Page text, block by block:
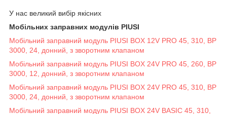
У нас великий вибір якісних
Мобільних заправних модулів PIUSI
Мобільний заправний модуль PIUSI BOX 12V PRO 45, 310, BP
3000, 24, донний, з зворотним клапаном
Мобільний заправний модуль PIUSI BOX 24V PRO 45, 260, BP
3000, 12, донний, з зворотним клапаном
Мобільний заправний модуль PIUSI BOX 24V PRO 45, 310, BP
3000, 24, донний, з зворотним клапаном
Мобільний заправний модуль PIUSI BOX 24V BASIC 45, 310,